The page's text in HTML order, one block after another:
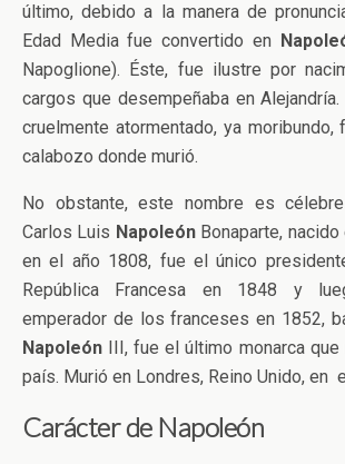
último, debido a la manera de
Edad Media fue convertido en
Napoglione). Éste, fue ilustre por
cargos que desempeñaba en
cruelmente atormentado, ya moribundo,
calabozo donde murió.
No obstante, este nombre es
Carlos Luis NapoleónBonaparte, nacido
en el año 1808, fue el único
República Francesa en 1848 y
emperador de los franceses en 1852,
Napoleón III, fue el último monarca
país. Murió en Londres, Reino Unido, en
Carácter de Napoleón